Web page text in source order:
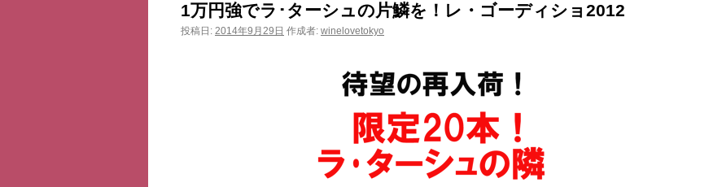
ツ
1万円強でラ･ターシュの片鱗を！レ・ゴーディショ2012
投稿日: 2014年9月29日 作成者: winelovetokyo